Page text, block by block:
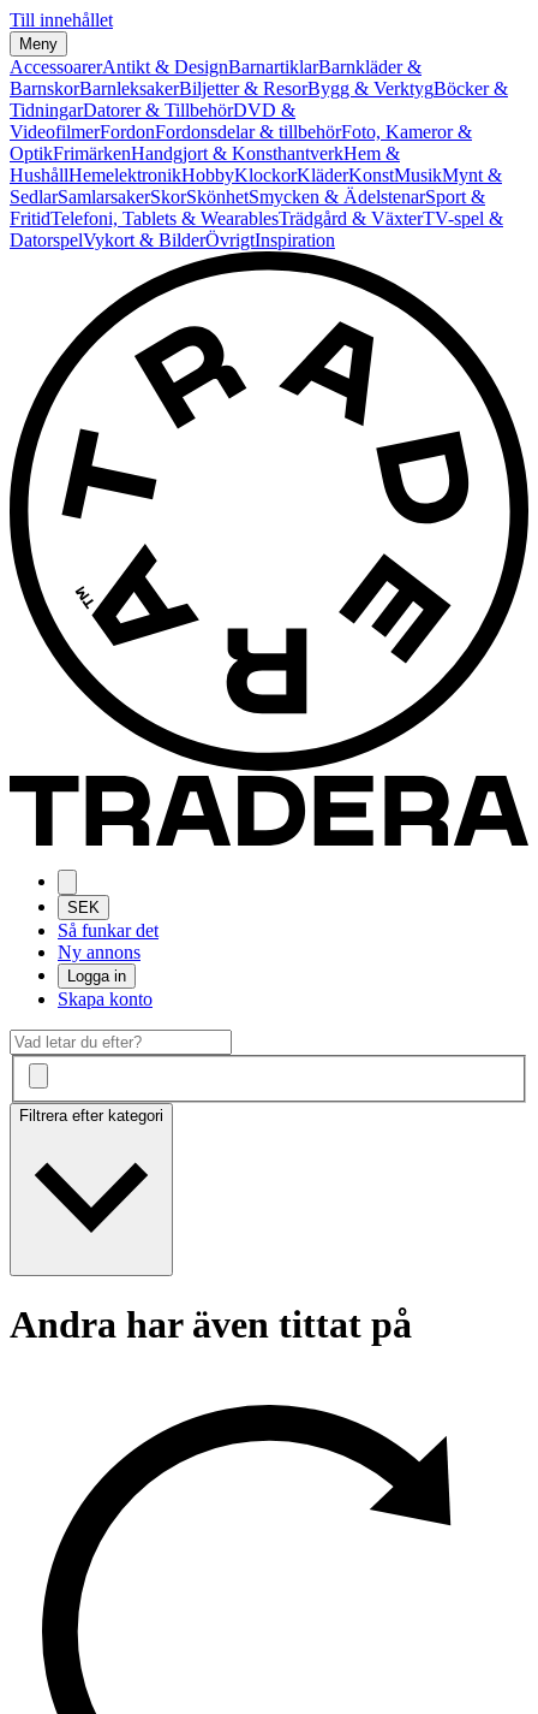
Till innehållet
Meny
AccessoarerAntikt & DesignBarnartiklarBarnkläder &
BarnskorBarnleksakerBiljetter & ResorBygg & VerktygBöcker &
TidningarDatorer & TillbehörDVD &
VideofilmerFordonFordonsdelar & tillbehörFoto, Kameror &
OptikFrimärkenHandgjort & KonsthantverkHem &
HushållHemelektronikHobbyKlockorKläderKonstMusikMynt &
SedlarSamlarsakerSkorSkönhetSmycken & ÄdelstenarSport &
FritidTelefoni, Tablets & WearablesTrädgård & VäxterTV-spel &
DatorspelVykort & BilderÖvrigtInspiration
SEK
Så funkar det
Ny annons
Logga in
Skapa konto
Filtrera efter kategori
Andra har även tittat på